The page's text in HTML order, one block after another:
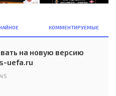
КОММЕНТИРУЕМЫЕ
на новую версию
uefa.ru